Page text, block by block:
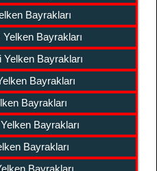
Bayrakları
Bayrakları
Bayrakları
Bayrakları
Bayrakları
Bayrakları
Bayrakları
Bayrakları